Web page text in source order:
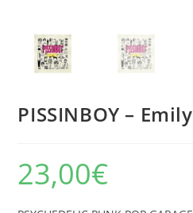
PISSINBOY – Emily
23,00€